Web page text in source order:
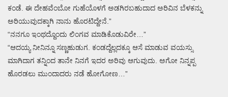
ಕಂಡೆ. ಈ ದೇಹವೆಂಬೋ ಗುಹೆಯೊಳಗೆ ಅಡಗಿರಬಹುದಾದ ಅರಿವಿನ ಬೆಳಕನ್ನು
ಅರಿಯುವುದಕ್ಕಾಗಿ ನಾನು ಹೊರಟಿದ್ದೇನೆ.”
“ನನಗೂ ಇಂಥದ್ದೊಂದು ಲಿಂಗವ ಮಾಡಿಕೊಡುವಿರೇ…”
“ಆದಯ್ಯ ನೀನಿನ್ನೂ ಸಣ್ಣಹುಡುಗ. ಕಂಡದ್ದೆಲ್ಲದಕ್ಕೂ ಆಸೆ ಮಾಡುವ ವಯಸ್ಸು
ಮಾಗಿದಾಗ ತನ್ನಿಂದ ತಾನೇ ನಿನಗೆ ಇದರ ಅರಿವು ಆಗುವುದು. ಅಗೋ ನಿನ್ನಪ್ಪ
ಹೊರಡಲು ಮುಂದಾದರು ನಡೆ ಹೋಗೋಣ…”